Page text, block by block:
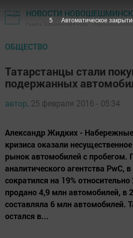
НОВОСТИ
Газета "Шешминская новь" -
ОБЩЕСТВО
Татарстанцы стали
подержанных
автор, 25 февраля 2016 - 05:34
Александр Жидких -
кризиса оказали
рынок автомобилей с пробегом.
аналитического агентства PwC,
сократился на 19%
продано 4,9 млн автомобилей, в
составляла 6 млн автомобилей.
остался в...
4 Автоматическое